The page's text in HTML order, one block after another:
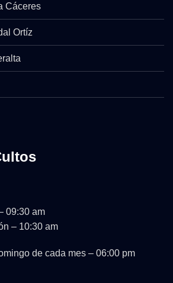
Cáceres
Ortíz
09:30 am
– 10:30 am
de cada mes – 06:00 pm